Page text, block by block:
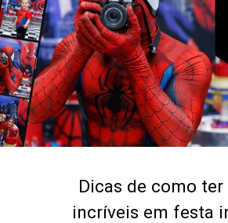
Dicas de como
incríveis em festa